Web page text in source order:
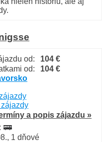
od:
104 €
od:
104 €
a popis zájazdu »
1 dňové